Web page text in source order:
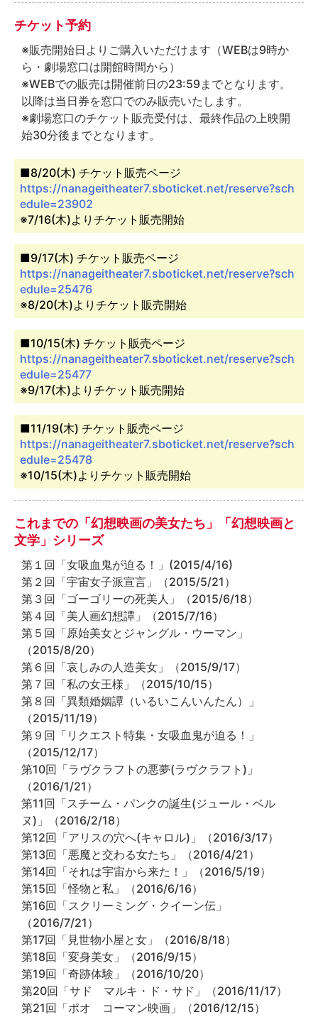
チケット予約
※販売開始日よりご購入いただけます（WEBは9時か
ら・劇場窓口は開館時間から）
※WEBでの販売は開催前日の23:59までとなります。
以降は当日券を窓口でのみ販売いたします。
※劇場窓口のチケット販売受付は、最終作品の上映開
始30分後までとなります。
■8/20(木) チケット販売ページ
https://nanageitheater7.sboticket.net/reserve?sch
edule=23902
※7/16(木)よりチケット販売開始
■9/17(木) チケット販売ページ
https://nanageitheater7.sboticket.net/reserve?sch
edule=25476
※8/20(木)よりチケット販売開始
■10/15(木) チケット販売ページ
https://nanageitheater7.sboticket.net/reserve?sch
edule=25477
※9/17(木)よりチケット販売開始
■11/19(木) チケット販売ページ
https://nanageitheater7.sboticket.net/reserve?sch
edule=25478
※10/15(木)よりチケット販売開始
これまでの「幻想映画の美女たち」「幻想映画と
文学」シリーズ
第１回「女吸血鬼が迫る！」(2015/4/16)
第２回「宇宙女子派宣言」（2015/5/21）
第３回「ゴーゴリーの死美人」（2015/6/18）
第４回「美人画幻想譚」（2015/7/16）
第５回「原始美女とジャングル・ウーマン」
（2015/8/20）
第６回「哀しみの人造美女」（2015/9/17）
第７回「私の女王様」（2015/10/15）
第８回「異類婚姻譚（いるいこんいんたん）」
（2015/11/19）
第９回「リクエスト特集・女吸血鬼が迫る！」
（2015/12/17）
第10回「ラヴクラフトの悪夢(ラヴクラフト)」
（2016/1/21）
第11回「スチーム・パンクの誕生(ジュール・ベル
ヌ)」（2016/2/18）
第12回「アリスの穴へ(キャロル)」（2016/3/17）
第13回「悪魔と交わる女たち」（2016/4/21）
第14回「それは宇宙から来た！」（2016/5/19）
第15回「怪物と私」（2016/6/16）
第16回「スクリーミング・クイーン伝」
（2016/7/21）
第17回「見世物小屋と女」（2016/8/18）
第18回「変身美女」（2016/9/15）
第19回「奇跡体験」（2016/10/20）
第20回「サド マルキ・ド・サド」（2016/11/17）
第21回「ポオ コーマン映画」（2016/12/15）